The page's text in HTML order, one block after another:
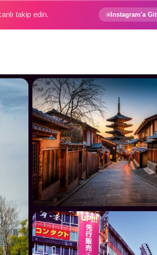
Instagram'a Git